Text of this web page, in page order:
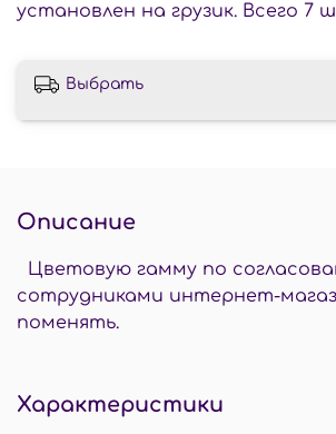
установлен на грузик. Всего 7
Выбрать
Описание
Цветовую гамму по
сотрудниками интернет-
поменять.
Характеристики